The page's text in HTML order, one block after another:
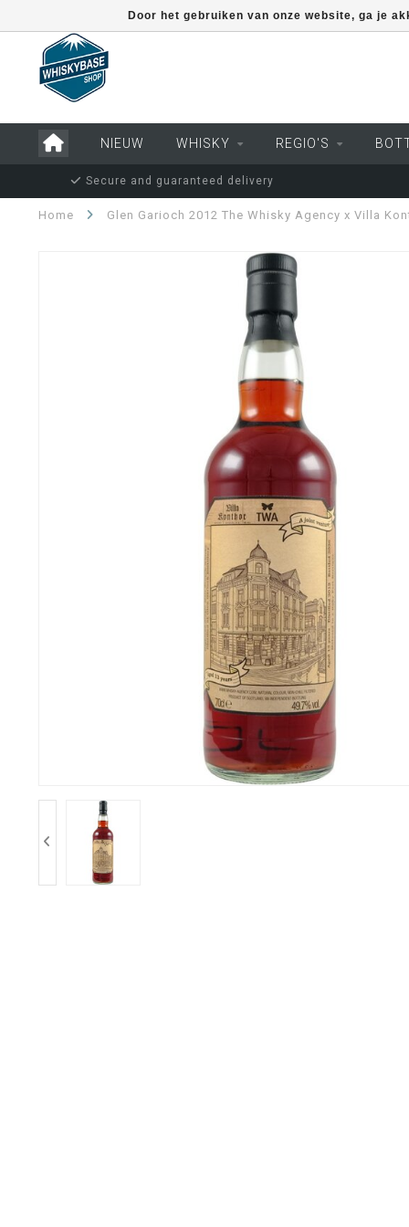
NIEUW WHISKY REGIO'S
Secure and guaranteed delivery
Home Glen Garioch 2012 The Whisky Agency x Villa
Door het gebruiken van onze website, ga je